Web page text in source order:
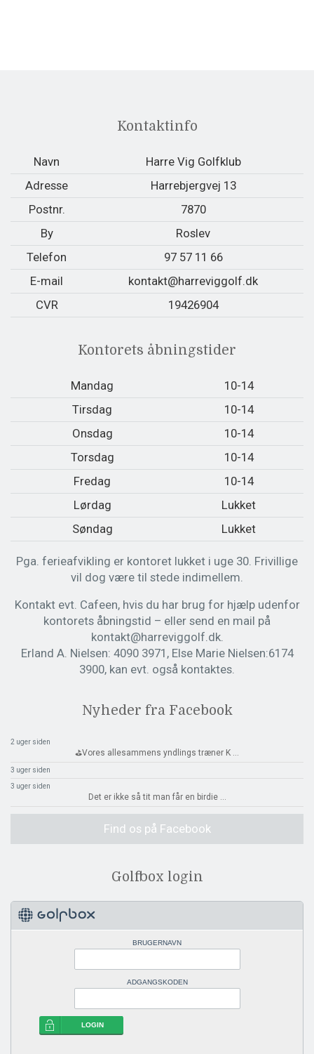
Kontaktinfo
Navn
Harre Vig Golfklub
Adresse
Harrebjergvej 13
Postnr.
7870
By
Roslev
Telefon
97 57 11 66
E-mail
kontakt@harreviggolf.dk
CVR
19426904
Kontorets åbningstider
Mandag
10-14
Tirsdag
10-14
Onsdag
10-14
Torsdag
10-14
Fredag
10-14
Lørdag
Lukket
Søndag
Lukket
Pga. ferieafvikling er kontoret lukket i uge 30. Frivillige
vil dog være til stede indimellem.
Kontakt evt. Cafeen, hvis du har brug for hjælp udenfor
kontorets åbningstid – eller send en mail på
kontakt@harreviggolf.dk.
Erland A. Nielsen: 4090 3971, Else Marie Nielsen:6174
3900, kan evt. også kontaktes.
Nyheder fra Facebook
2 uger siden
⛳️Vores allesammens yndlings træner K ...
3 uger siden
3 uger siden
Det er ikke så tit man får en birdie ...
Find os på Facebook
Golfbox login
BRUGERNAVN
ADGANGSKODEN
LOGIN